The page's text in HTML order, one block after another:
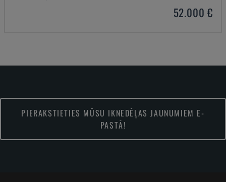
52.000 €
PIERAKSTIETIES MŪSU IKNEDĒĻAS JAUNUMIEM E-
PASTĀ!